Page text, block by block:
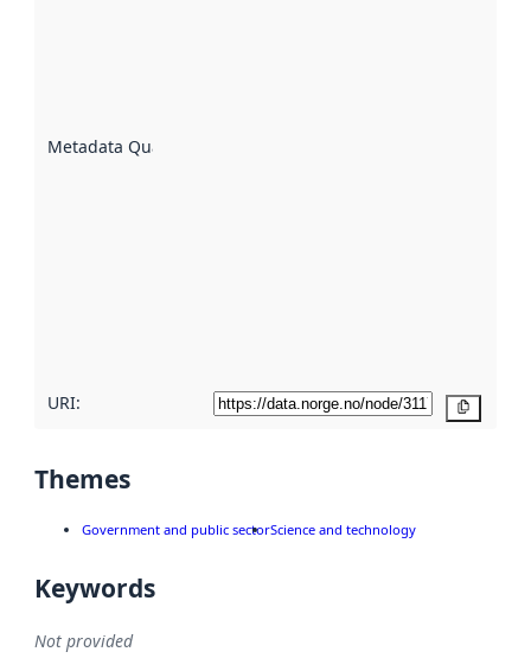
Metadata Quality
URI:
Themes
Government and public sectorScience and technology
Keywords
Not provided